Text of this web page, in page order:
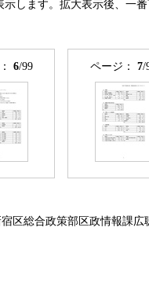
します。拡大表示後、一
6/99 ページ： 7/
区総合政策部区政情報課